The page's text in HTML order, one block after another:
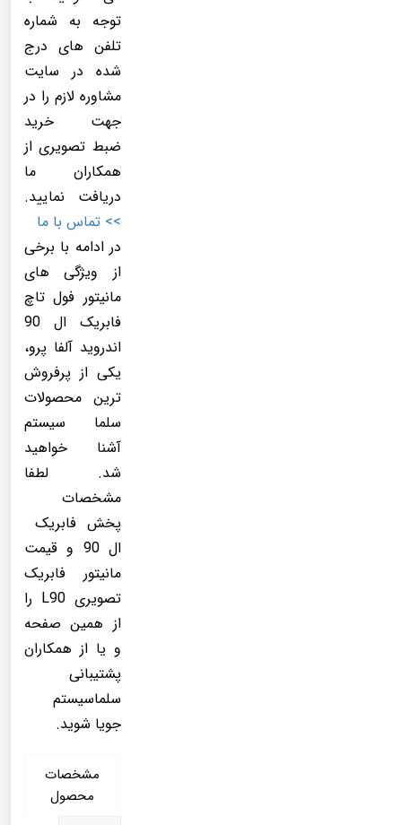
توجه به شماره
تلفن های درج
شده در سایت
مشاوره لازم را در
جهت خرید
ضبط تصویری از
همکاران ما
دریافت نمایید.
>> تماس با ما
در ادامه با برخی
از ویژگی های
مانیتور فول تاچ
فابریک ال 90
اندروید آلفا پرو،
یکی از پرفروش
ترین محصولات
سلما سیستم
آشنا خواهید
شد. لطفا
مشخصات
پخش فابریک
ال 90 و قیمت
مانیتور فابریک
تصویری L90 را
از همین صفحه
و یا از همکاران
پشتیبانی
سلماسیستم
جویا شوید.
مشخصات
محصول